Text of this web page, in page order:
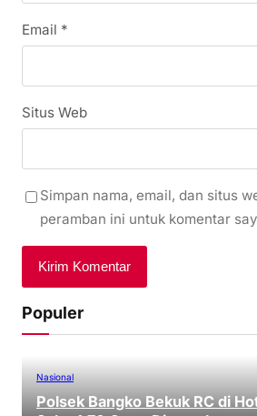
Email *
Situs Web
Simpan nama, email, dan situs
peramban ini untuk komentar
Populer
Nasional
Polsek Bangko Bekuk RC di